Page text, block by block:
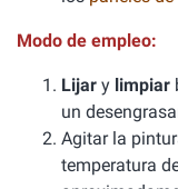
Modo de empleo:
Lijar y limpiar
un
Agitar la
temperatura